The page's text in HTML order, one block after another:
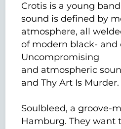
Crotis is a young
sound is defined by
atmosphere, all
of modern black- and
Uncompromising
and atmospheric
and Thy Art Is Murder.
Soulbleed, a groove-
Hamburg. They want